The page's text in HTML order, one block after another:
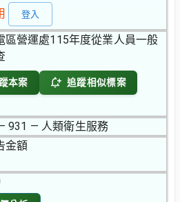
登入
區營運處115年度從業人員一般
本案 追蹤相似標案
931 — 人類衛生服務
金額